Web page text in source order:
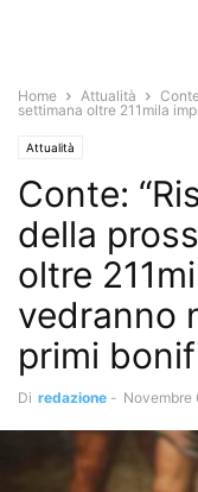
Home Attualità
settimana oltre 211mila
Attualità
Conte:
della
oltre
vedranno
primi
Di redazione - Novembre